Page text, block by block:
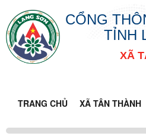
CỔNG
TỈNH
XÃ
TRANG CHỦ XÃ TÂN THÀNH